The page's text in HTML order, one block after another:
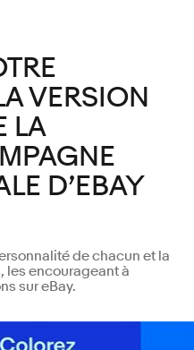
VERSION
LA
D’EBAY
de chacun et la
les encourageant à
sur eBay.